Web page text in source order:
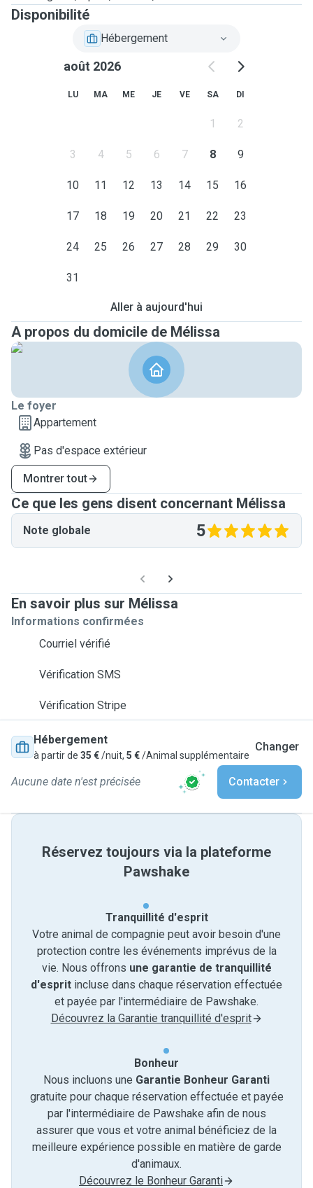
Disponibilité
Hébergement
août 2026
LU MA ME JE VE SA DI
1 2
3 4 5 6 7 8 9
10 11 12 13 14 15 16
17 18 19 20 21 22 23
24 25 26 27 28 29 30
31
Aller à aujourd'hui
A propos du domicile de Mélissa
Le foyer
Appartement
Pas d'espace extérieur
Montrer tout
Ce que les gens disent concernant Mélissa
Note globale 5
En savoir plus sur Mélissa
Informations confirmées
Courriel vérifié
Vérification SMS
Vérification Stripe
Hébergement
à partir de 35 €/nuit, 5 €/Animal supplémentaire
Changer
Aucune date n'est précisée Contacter
Réservez toujours via la plateforme
Pawshake
Tranquillité d'esprit
Votre animal de compagnie peut avoir besoin d'une
protection contre les événements imprévus de la
vie. Nous offrons une garantie de tranquillité
d'esprit incluse dans chaque réservation effectuée
et payée par l'intermédiaire de Pawshake.
Découvrez la Garantie tranquillité d'esprit
Bonheur
Nous incluons une Garantie Bonheur Garanti
gratuite pour chaque réservation effectuée et payée
par l'intermédiaire de Pawshake afin de nous
assurer que vous et votre animal bénéficiez de la
meilleure expérience possible en matière de garde
d'animaux.
Découvrez le Bonheur Garanti